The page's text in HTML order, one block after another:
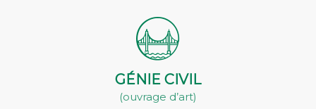
GÉNIE CIVIL
(ouvrage d’art)